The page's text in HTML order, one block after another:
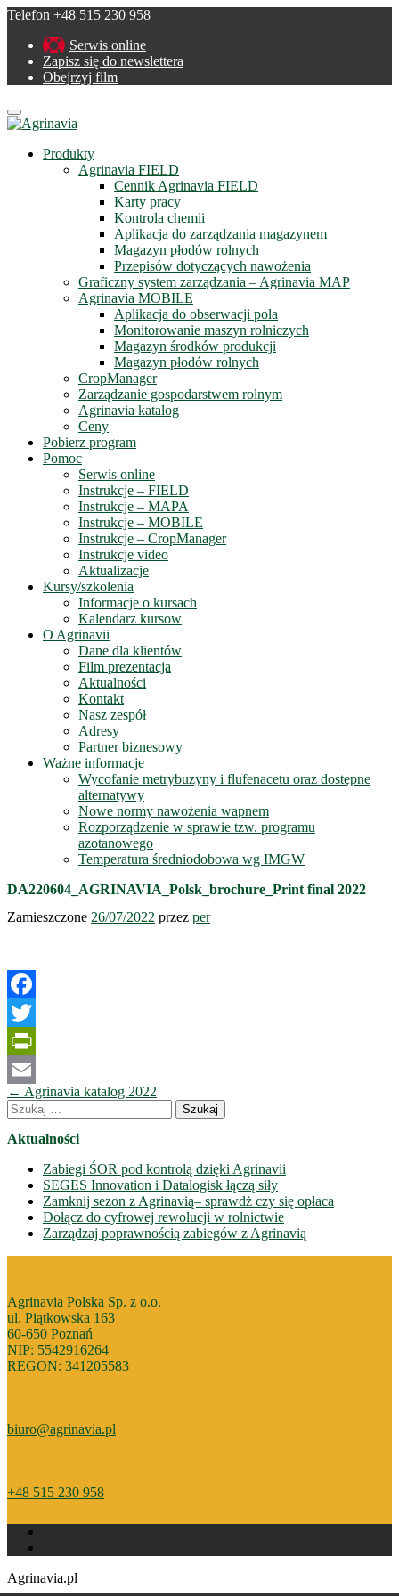
Telefon +48 515 230 958
Serwis online
Zapisz się do newslettera
Obejrzyj film
Menu
Produkty
Agrinavia FIELD
Cennik Agrinavia FIELD
Karty pracy
Kontrola chemii
Aplikacja do zarządzania magazynem
Magazyn płodów rolnych
Przepisów dotyczących nawożenia
Graficzny system zarządzania – Agrinavia MAP
Agrinavia MOBILE
Aplikacja do obserwacji pola
Monitorowanie maszyn rolniczych
Magazyn środków produkcji
Magazyn płodów rolnych
CropManager
Zarządzanie gospodarstwem rolnym
Agrinavia katalog
Ceny
Pobierz program
Pomoc
Serwis online
Instrukcje – FIELD
Instrukcje – MAPA
Instrukcje – MOBILE
Instrukcje – CropManager
Instrukcje video
Aktualizacje
Kursy/szkolenia
Informacje o kursach
Kalendarz kursow
O Agrinavii
Dane dla klientów
Film prezentacja
Aktualności
Kontakt
Nasz zespół
Adresy
Partner biznesowy
Ważne informacje
Wycofanie metrybuzyny i flufenacetu oraz dostępne
alternatywy
Nowe normy nawożenia wapnem
Rozporządzenie w sprawie tzw. programu
azotanowego
Temperatura średniodobowa wg IMGW
DA220604_AGRINAVIA_Polsk_brochure_Print final 2022
Zamieszczone 26/07/2022 przez per
Facebook
Twitter
PrintFriendly
Email
Nawigacja
wpisów
← Agrinavia katalog 2022
Szukaj:
Aktualności
Zabiegi ŚOR pod kontrolą dzięki Agrinavii
SEGES Innovation i Datalogisk łączą siły
Zamknij sezon z Agrinavią– sprawdż czy się opłaca
Dołącz do cyfrowej rewolucji w rolnictwie
Zarządzaj poprawnością zabiegów z Agrinavią
Agrinavia Polska Sp. z o.o.
ul. Piątkowska 163
60-650 Poznań
NIP: 5542916264
REGON: 341205583
biuro@agrinavia.pl
+48 515 230 958
Agrinavia.pl